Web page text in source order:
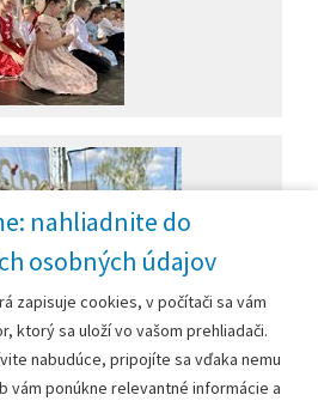
nahliadnite do
osobných údajov
zapisuje cookies, v počítači sa vám
ktorý sa uloží vo vašom prehliadači.
nabudúce, pripojíte sa vďaka nemu
vám ponúkne relevantné informácie a